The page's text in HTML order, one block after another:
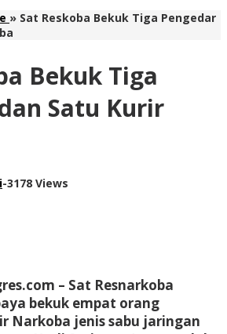
» Sat Reskoba Bekuk Tiga Pengedar
Bekuk Tiga
Satu Kurir
-3178 Views
– Sat Resnarkoba
bekuk empat orang
Narkoba jenis sabu jaringan